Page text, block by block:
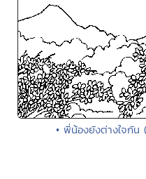
• พี่น้องยังต่างใจกั